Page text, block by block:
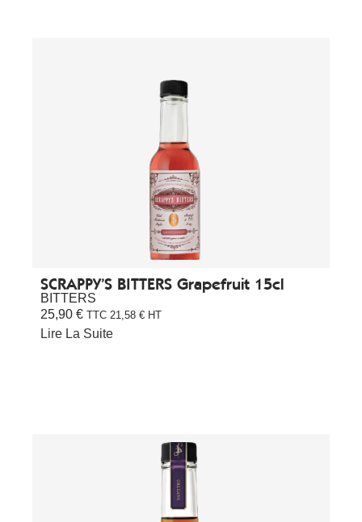
SCRAPPY’S BITTERS Grapefruit 15cl
BITTERS
25,90 € TTC 21,58 € HT
Lire La Suite